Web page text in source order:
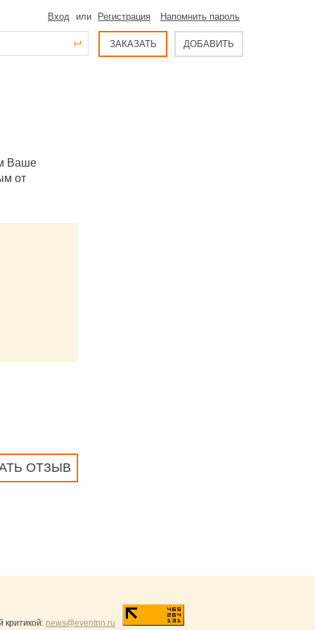
Вход или Регистрация Напомнить пароль
ЗАКАЗАТЬ ДОБАВИТЬ
Ваше
от
ОТЗЫВ
критикой: news@eventnn.ru